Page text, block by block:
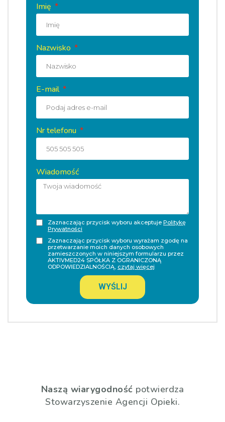
Imię
Nazwisko
E-mail
Nr telefonu
Wiadomość
Zaznaczając przycisk wyboru akceptuje Politykę
Prywatności
Zaznaczając przycisk wyboru wyrażam zgodę na
przetwarzanie moich danych osobowych
zamieszczonych w niniejszym formularzu przez
AKTIVMED24 SPÓŁKA Z OGRANICZONĄ
ODPOWIEDZIALNOŚCIĄ, czytaj więcej
WYŚLIJ
Naszą wiarygodność potwierdza
Stowarzyszenie Agencji Opieki.